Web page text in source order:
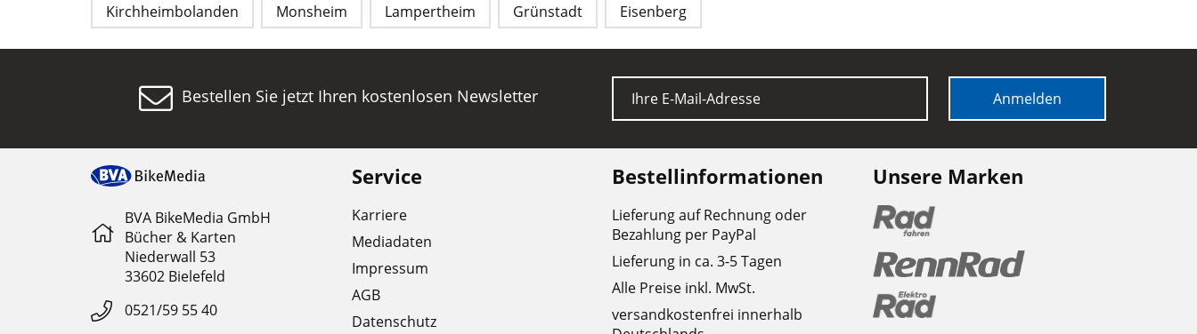
Kirchheimbolanden Monsheim Lampertheim Grünstadt Eisenberg
Bestellen Sie jetzt Ihren kostenlosen Newsletter E-Mail Anmelden
BVA BikeMedia GmbH
Bücher & Karten
Niederwall 53
33602 Bielefeld
0521/59 55 40
Service
Karriere
Mediadaten
Impressum
AGB
Datenschutz
Bestellinformationen
Lieferung auf Rechnung oder
Bezahlung per PayPal
Lieferung in ca. 3-5 Tagen
Alle Preise inkl. MwSt.
versandkostenfrei innerhalb
Unsere Marken